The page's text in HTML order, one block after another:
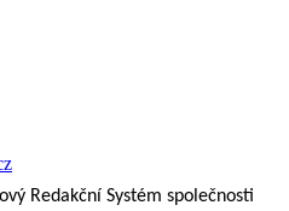
Redakční Systém společnosti